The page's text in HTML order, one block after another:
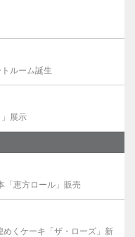
ルーム誕生
展示
「恵方ロール」販売
くケーキ「ザ・ローズ」新